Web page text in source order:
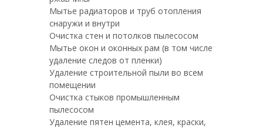
Мытье радиаторов и труб отопления
снаружи и внутри
Очистка стен и потолков пылесосом
Мытье окон и оконных рам (в том числе
удаление следов от пленки)
Удаление строительной пыли во всем
помещении
Очистка стыков промышленным
пылесосом
Удаление пятен цемента, клея, краски,